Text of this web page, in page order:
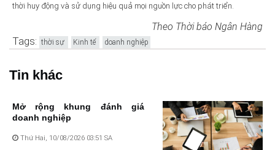
thời huy động và sử dụng hiệu quả mọi nguồn lực cho phát triển.
Theo Thời báo Ngân Hàng
Tags: thời sự Kinh tế doanh nghiệp
Tin khác
Mở rộng khung đánh giá
doanh nghiệp
Thứ Hai, 10/08/2026 03:51 SA